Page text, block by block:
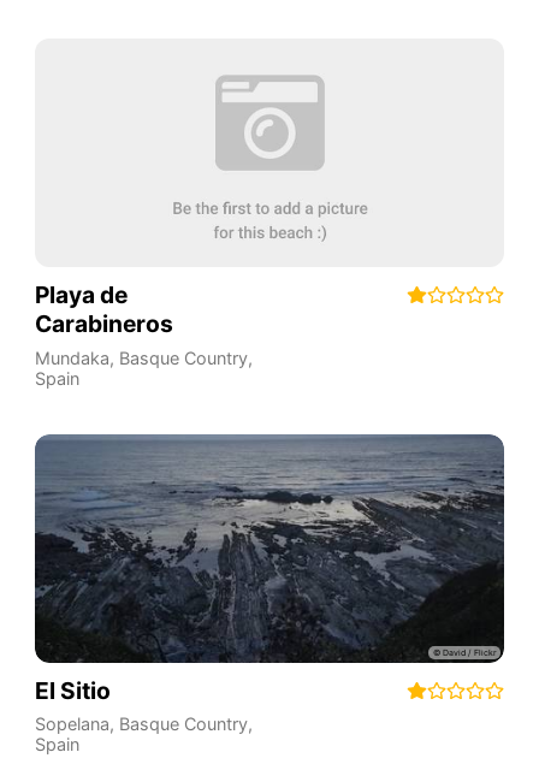
Playa de
Carabineros
Mundaka, Basque Country,
Spain
El Sitio
Sopelana, Basque Country,
Spain